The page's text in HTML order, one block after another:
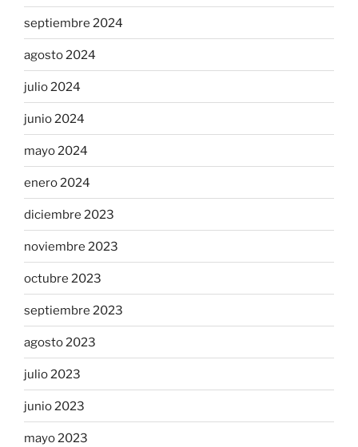
septiembre 2024
agosto 2024
julio 2024
junio 2024
mayo 2024
enero 2024
diciembre 2023
noviembre 2023
octubre 2023
septiembre 2023
agosto 2023
julio 2023
junio 2023
mayo 2023